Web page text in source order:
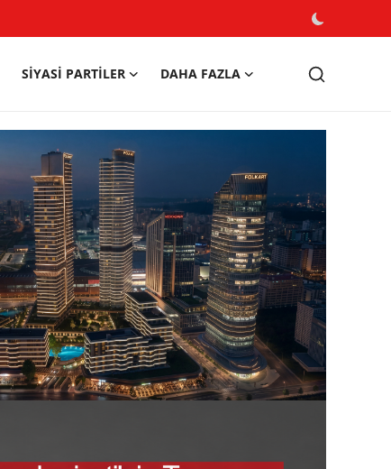
SIYASI PARTILER DAHA FAZLA